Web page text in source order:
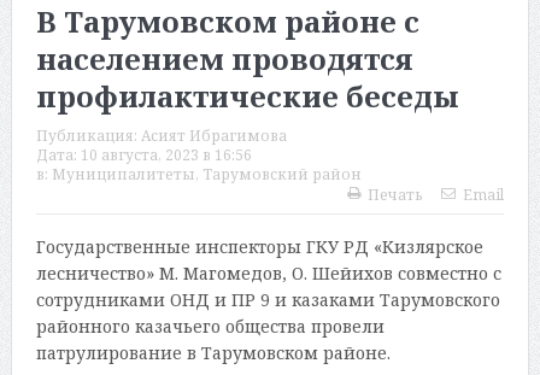
В Тарумовском районе с
населением проводятся
профилактические беседы
Публикация: Асият Ибрагимова
Дата: 10 августа, 2023 в 16:56
в: Муниципалитеты, Тарумовский район
Печать
Email
Государственные инспекторы ГКУ РД «Кизлярское
лесничество» М. Магомедов, О. Шейихов совместно с
сотрудниками ОНД и ПР 9 и казаками Тарумовского
районного казачьего общества провели
патрулирование в Тарумовском районе.